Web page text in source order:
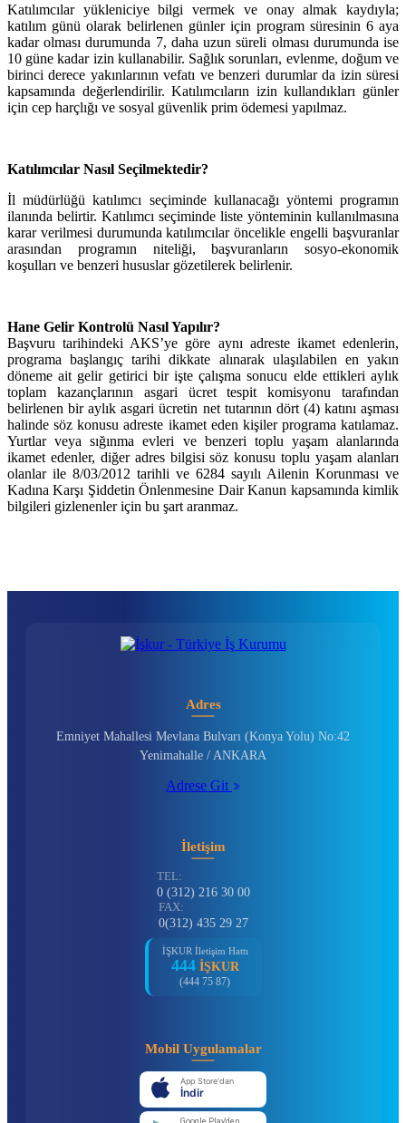
Katılımcılar yükleniciye bilgi vermek ve onay almak kaydıyla;
katılım günü olarak belirlenen günler için program süresinin 6 aya
kadar olması durumunda 7, daha uzun süreli olması durumunda ise
10 güne kadar izin kullanabilir. Sağlık sorunları, evlenme, doğum ve
birinci derece yakınlarının vefatı ve benzeri durumlar da izin süresi
kapsamında değerlendirilir. Katılımcıların izin kullandıkları günler
için cep harçlığı ve sosyal güvenlik prim ödemesi yapılmaz.
Katılımcılar Nasıl Seçilmektedir?
İl müdürlüğü katılımcı seçiminde kullanacağı yöntemi programın
ilanında belirtir. Katılımcı seçiminde liste yönteminin kullanılmasına
karar verilmesi durumunda katılımcılar öncelikle engelli başvuranlar
arasından programın niteliği, başvuranların sosyo-ekonomik
koşulları ve benzeri hususlar gözetilerek belirlenir.
Hane Gelir Kontrolü Nasıl Yapılır?
Başvuru tarihindeki AKS’ye göre aynı adreste ikamet edenlerin,
programa başlangıç tarihi dikkate alınarak ulaşılabilen en yakın
döneme ait gelir getirici bir işte çalışma sonucu elde ettikleri aylık
toplam kazançlarının asgari ücret tespit komisyonu tarafından
belirlenen bir aylık asgari ücretin net tutarının dört (4) katını aşması
halinde söz konusu adreste ikamet eden kişiler programa katılamaz.
Yurtlar veya sığınma evleri ve benzeri toplu yaşam alanlarında
ikamet edenler, diğer adres bilgisi söz konusu toplu yaşam alanları
olanlar ile 8/03/2012 tarihli ve 6284 sayılı Ailenin Korunması ve
Kadına Karşı Şiddetin Önlenmesine Dair Kanun kapsamında kimlik
bilgileri gizlenenler için bu şart aranmaz.
Adres
Emniyet Mahallesi Mevlana Bulvarı (Konya Yolu) No:42
Yenimahalle / ANKARA
Adrese Git
İletişim
TEL:
0 (312) 216 30 00
FAX:
0(312) 435 29 27
İŞKUR İletişim Hattı
444 İŞKUR
(444 75 87)
Mobil Uygulamalar
App Store'dan
İndir